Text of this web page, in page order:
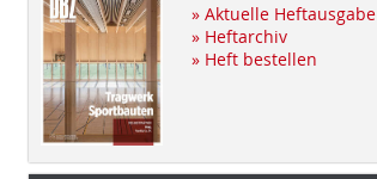
» Aktuelle Heftausgabe
» Heftarchiv
» Heft bestellen